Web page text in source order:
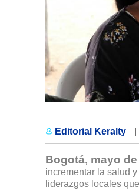
Editorial Keralty
Bogotá, mayo de
incrementar la salud
liderazgos locales